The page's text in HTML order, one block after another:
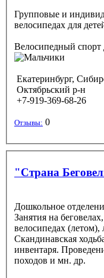
Групповые и
велосипедах для
Велосипедный спорт
Екатеринбург,
Октябрьский р-н
+7-919-369-68-26
Отзывы: 0
"Страна
Дошкольное
Занятия на
велосипедах
Скандинавская
инвентаря.
походов и мн. др.